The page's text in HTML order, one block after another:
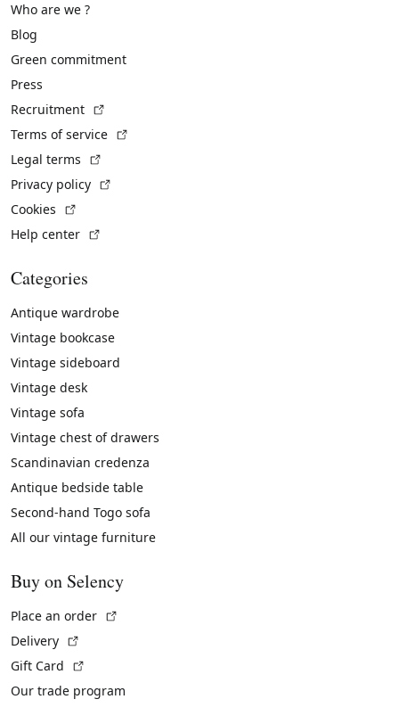
Who are we ?
Blog
Green commitment
Press
Recruitment
Terms of service
Legal terms
Privacy policy
Cookies
Help center
Categories
Antique wardrobe
Vintage bookcase
Vintage sideboard
Vintage desk
Vintage sofa
Vintage chest of drawers
Scandinavian credenza
Antique bedside table
Second-hand Togo sofa
All our vintage furniture
Buy on Selency
Place an order
Delivery
Gift Card
Our trade program